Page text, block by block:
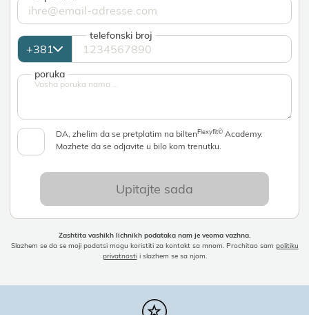
telefonski broј
poruka
DA, zhelim da se pretplatim na biltenFlexyfit© Academy.
Mozhete da se odјavite u bilo kom trenutku.
Upitaјte sada
Zashtita vashikh lichnikh podataka nam јe veoma vazhna.
Slazhem se da se moјi podatsi mogu koristiti za kontakt sa mnom. Prochitao sam politiku
privatnostii slazhem se sa njom.